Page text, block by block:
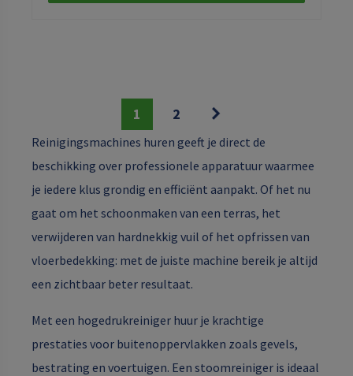
1 2
Reinigingsmachines huren geeft je direct de
beschikking over professionele apparatuur waarmee
je iedere klus grondig en efficiënt aanpakt. Of het nu
gaat om het schoonmaken van een terras, het
verwijderen van hardnekkig vuil of het opfrissen van
vloerbedekking: met de juiste machine bereik je altijd
een zichtbaar beter resultaat.
Met een hogedrukreiniger huur je krachtige
prestaties voor buitenoppervlakken zoals gevels,
bestrating en voertuigen. Een stoomreiniger is ideaal